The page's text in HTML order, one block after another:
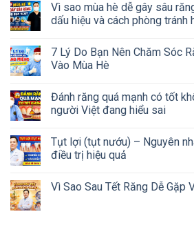
Vì sao mùa hè dễ gây sâu
dấu hiệu và cách phòng tránh
7 Lý Do Bạn Nên Chăm Sóc
Vào Mùa Hè
Đánh răng quá mạnh có tốt
người Việt đang hiểu sai
Tụt lợi (tụt nướu) – Nguyên
điều trị hiệu quả
Vì Sao Sau Tết Răng Dễ Gặp